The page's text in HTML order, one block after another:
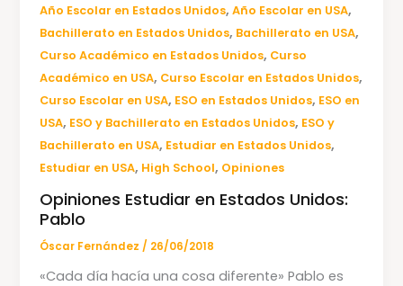
Año Escolar en Estados Unidos,Año Escolar en USA,
Bachillerato en Estados Unidos, Bachillerato en USA,
Curso Académico en Estados Unidos, Curso
Académico en USA, Curso Escolar en Estados Unidos,
Curso Escolar en USA, ESO en Estados Unidos, ESO en
USA, ESO y Bachillerato en Estados Unidos, ESO y
Bachillerato en USA, Estudiar en Estados Unidos,
Estudiar en USA, High School, Opiniones
Opiniones Estudiar en Estados Unidos:
Pablo
Óscar Fernández / 26/06/2018
«Cada día hacía una cosa diferente» Pablo es